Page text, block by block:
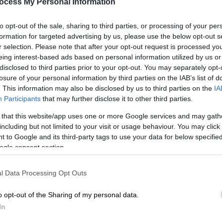
My Personal Information
opt-out of the sale, sharing to third parties, or processing of your
for targeted advertising by us, please use the below opt-out
selection. Please note that after your opt-out request is processed
interest-based ads based on personal information utilized by us
to third parties prior to your opt-out. You may separately
of your personal information by third parties on the IAB’s list of
This information may also be disclosed by us to third parties on the
Participants that may further disclose it to other third parties.
that this website/app uses one or more Google services and may
but not limited to your visit or usage behaviour. You may
to Google and its third-party tags to use your data for below
consent section.
Data Processing Opt Outs
opt-out of the Sharing of my personal data.
στο Λούτζεραθ της Γερμανίας (Associated Press)
το ΕΘΝΟΣ στη Google
εβδομάδα στη σύνοδο του ΟΗΕ για το
είναι μιαπισώπλατη μαχαιριάγια τις
την παγκόσμια υπερθέρμανση και
θερμοκρασιώνπάνω από κρίσιμα
Γκρέτα Τούνμπεργκ